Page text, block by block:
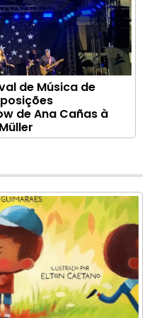
de Música de
de Ana Cañas à